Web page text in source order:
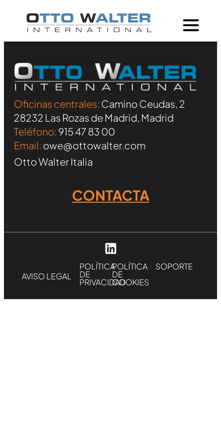
Oficinas centrales: Camino Ceudas, 2
28232 Las Rozas de Madrid, Madrid
Teléfono: 915 47 83 00
Email: owe@ottowalter.com
Otto Walter Italia
CONTACTA
AVISO LEGAL
POLÍTICA
DE
PRIVACIDAD
POLÍTICA
DE
COOKIES
SOPORTE